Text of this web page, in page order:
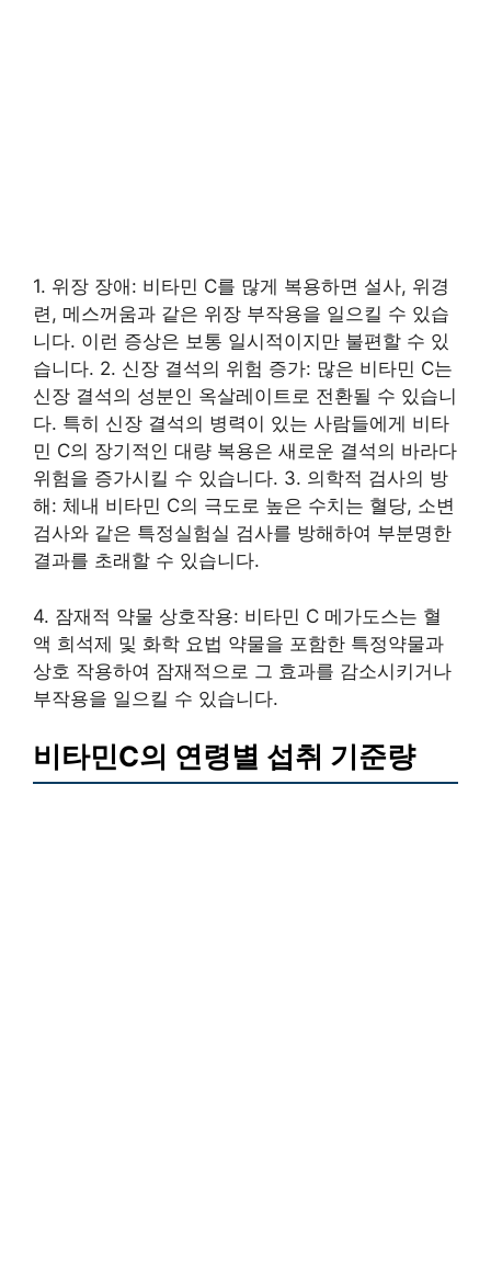
1. 위장 장애: 비타민 C를 많게 복용하면 설사, 위경
련, 메스꺼움과 같은 위장 부작용을 일으킬 수 있습
니다. 이런 증상은 보통 일시적이지만 불편할 수 있
습니다. 2. 신장 결석의 위험 증가: 많은 비타민 C는
신장 결석의 성분인 옥살레이트로 전환될 수 있습니
다. 특히 신장 결석의 병력이 있는 사람들에게 비타
민 C의 장기적인 대량 복용은 새로운 결석의 바라다
위험을 증가시킬 수 있습니다. 3. 의학적 검사의 방
해: 체내 비타민 C의 극도로 높은 수치는 혈당, 소변
검사와 같은 특정실험실 검사를 방해하여 부분명한
결과를 초래할 수 있습니다.
4. 잠재적 약물 상호작용: 비타민 C 메가도스는 혈
액 희석제 및 화학 요법 약물을 포함한 특정약물과
상호 작용하여 잠재적으로 그 효과를 감소시키거나
부작용을 일으킬 수 있습니다.
비타민C의 연령별 섭취 기준량